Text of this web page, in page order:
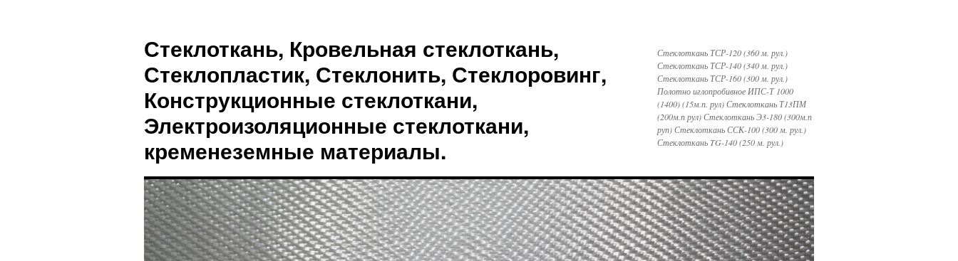
Стеклоткань, Кровельная стеклоткань,
Стеклопластик, Стеклонить, Стеклоровинг,
Конструкционные стеклоткани,
Электроизоляционные стеклоткани,
кременеземные материалы.
Стеклоткань ТСР-120 (360 м. рул.)
Стеклоткань ТСР-140 (340 м. рул.)
Стеклоткань ТСР-160 (300 м. рул.)
Полотно иглопробивное ИПС-Т 1000
(1400) (15м.п. рул) Стеклоткань Т13ПМ
(200м.п рул) Стеклоткань Э3-180 (300м.п
руп) Стеклоткань ССК-100 (300 м. рул.)
Стеклоткань TG-140 (250 м. рул.)